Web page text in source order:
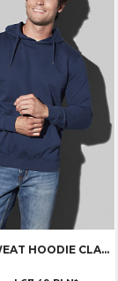
STEDMAN SWEAT HOODIE CLASSIC